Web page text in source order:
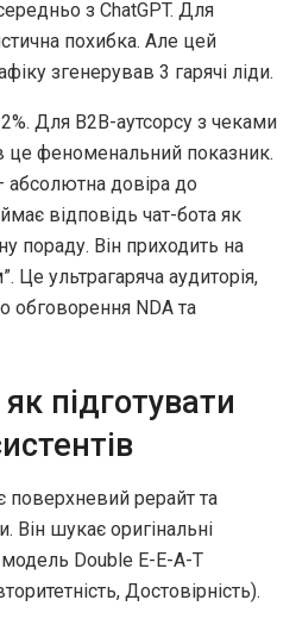
з ChatGPT. Для
похибка. Але цей
згенерував 3 гарячі ліди.
Для B2B-аутсорсу з чеками
це феноменальний показник.
абсолютна довіра до
відповідь чат-бота як
пораду. Він приходить на
Це ультрагаряча аудиторія,
обговорення NDA та
підготувати
поверхневий рерайт та
Він шукає оригінальні
модель Double E-E-A-T
Достовірність).